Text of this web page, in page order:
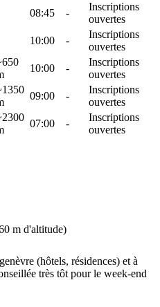
08:45 -
Inscriptions
ouvertes
10:00 -
Inscriptions
ouvertes
10:00 -
Inscriptions
ouvertes
09:00 -
Inscriptions
ouvertes
07:00 -
Inscriptions
ouvertes
m d'altitude)
(hôtels, résidences) et à
très tôt pour le week-end